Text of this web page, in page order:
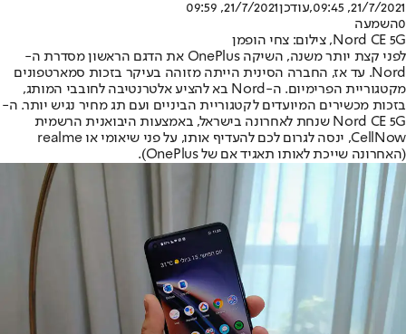
21/7/2021, 09:45
,עודכן21/7/2021, 09:59
0השמעה
Nord CE 5G, צילום: צחי הופמן
לפני קצת יותר משנה, השיקה OnePlus את הדגם הראשון מסדרת ה-
Nord. עד אז, החברה הסינית הייתה מזוהה בעיקר בזכות סמארטפונים
מקטגוריית הפרימיום. ה-Nord בא להציע אלטרנטיבה לחובבי המותג,
בזכות מכשירים המיועדים לקטגוריית הביניים ועם תג מחיר נגיש יותר. ה-
Nord CE 5G שנחת לאחרונה בישראל, באמצעות היבואנית הרשמית
CellNow, ינסה לגרום לכם להעדיף אותו, על פני שיאומי או realme
(האחרונה שייכת לאותו תאגיד אם של OnePlus).